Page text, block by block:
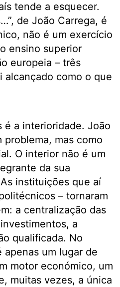
tende a esquecer.
de João Carrega, é
não é um exercício
ensino superior
europeia – três
alcançado como o que
é a interioridade. João
problema, mas como
O interior não é um
da sua
instituições que aí
– tornaram
a centralização das
a
qualificada. No
um lugar de
motor económico, um
muitas vezes, a única